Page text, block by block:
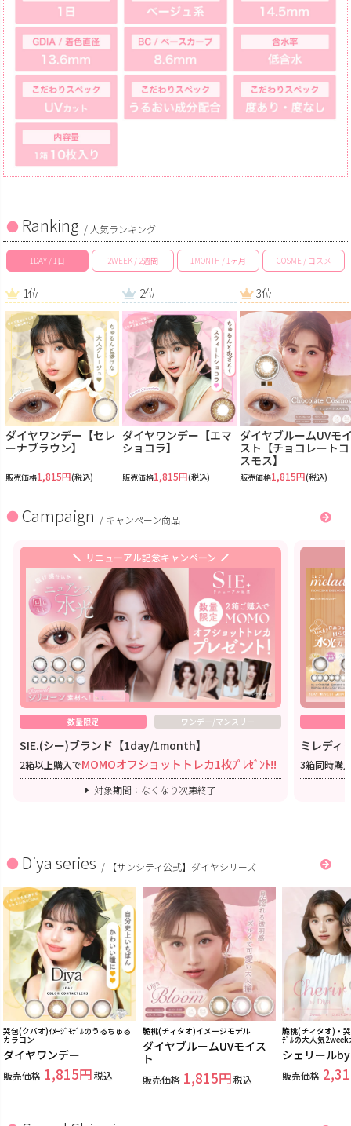
Ranking / 人気ランキング
1DAY / 1日 2WEEK / 2週間 1MONTH / 1ヶ月 COSME / コスメ
1位
ダイヤワンデー【セレ
ーナブラウン】
販売価格1,815円(税込)
2位
ダイヤワンデー【エマ
ショコラ】
販売価格1,815円(税込)
3位
ダイヤブルームUVモ
スト【チョコレートコ
スモス】
販売価格1,815円(税込)
Campaign / キャンペーン商品
リニューアル記念キャンペーン
数量限定 ワンデー/マンスリー
SIE.(シー)ブランド【1day/1month】
2箱以上購入でMOMOオフショットトレカ1枚ﾌﾟﾚｾﾞﾝﾄ!!
対象期間：なくなり次第終了
ミレディ
3箱同時購
Diya series / 【サンシティ公式】ダイヤシリーズ
哭包(クバオ)ｲﾒｰｼﾞﾓﾃﾞﾙのうるちゅる
カラコン
ダイヤワンデー
販売価格 1,815 税込
脆桃(チィタオ)イメージモデル
ダイヤブルームUVモイス
ト
販売価格 1,815 税込
脆桃(チィタオ)・
ﾃﾞﾙの大人気2week
シェリール
販売価格